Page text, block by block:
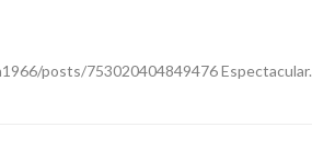
posts/753020404849476Espectacular.